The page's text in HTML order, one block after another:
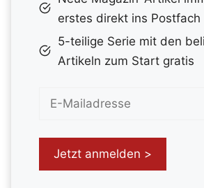
erstes direkt ins Postfach
5-teilige Serie mit den
Artikeln zum Start gratis